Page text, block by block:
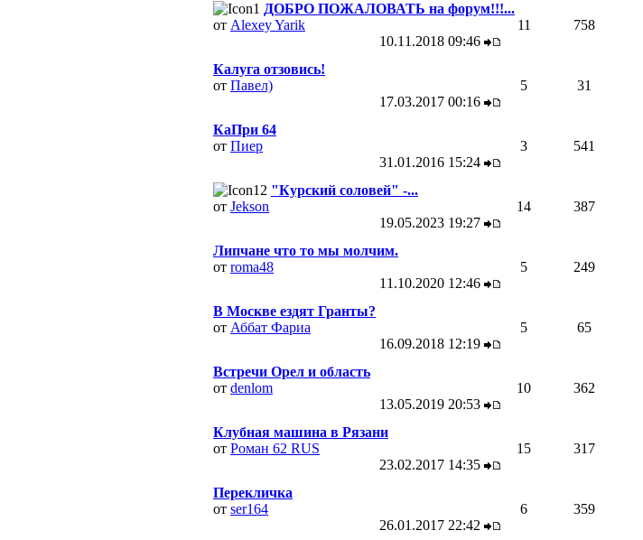
ДОБРО ПОЖАЛОВАТЬ на форум!!!...
от Alexey Yarik
10.11.2018 09:46
11 758
Калуга отзовись!
от Павел)
17.03.2017 00:16
5 31
КаПри 64
от Пиер
31.01.2016 15:24
3 541
"Курский соловей" -...
от Jekson
19.05.2023 19:27
14 387
Липчане что то мы молчим.
от roma48
11.10.2020 12:46
5 249
В Москве ездят Гранты?
от Аббат Фариа
16.09.2018 12:19
5 65
Встречи Орел и область
от denlom
13.05.2019 20:53
10 362
Клубная машина в Рязани
от Роман 62 RUS
23.02.2017 14:35
15 317
Перекличка
от ser164
26.01.2017 22:42
6 359